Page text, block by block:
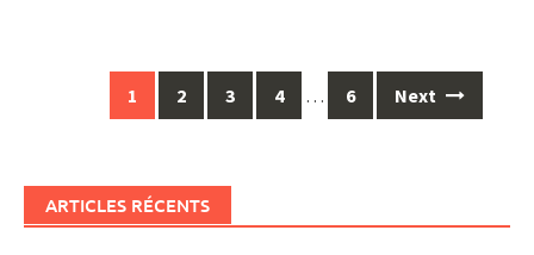
navigation
1 2 3 4 … 6 Next
ARTICLES RÉCENTS